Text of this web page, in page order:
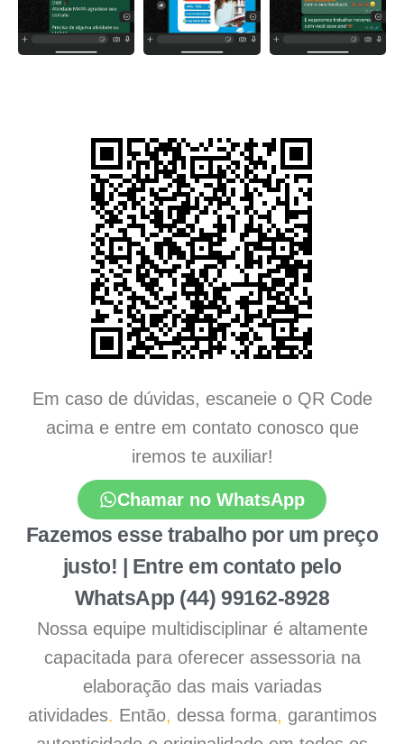
Em caso de dúvidas, escaneie o QR Code
acima e entre em contato conosco que
iremos te auxiliar!
Chamar no WhatsApp
Fazemos esse trabalho por um preço
justo! | Entre em contato pelo
WhatsApp (44) 99162-8928
Nossa equipe multidisciplinar é altamente
capacitada para oferecer assessoria na
elaboração das mais variadas
atividades. Então, dessa forma, garantimos